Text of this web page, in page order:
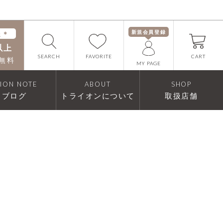
料 SEARCH FAVORITE
新規会員登録
MY PAGE
CART
NOTE
ブログ
ABOUT
トライオンについて
SHOP
取扱店舗